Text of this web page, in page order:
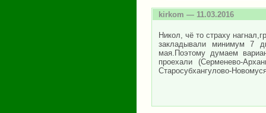
kirkom — 11.03.2016
Никол, чё то страху
закладывали минимум 7
мая.Поэтому думаем
проехали (Серменево-
Старосубхангулово-